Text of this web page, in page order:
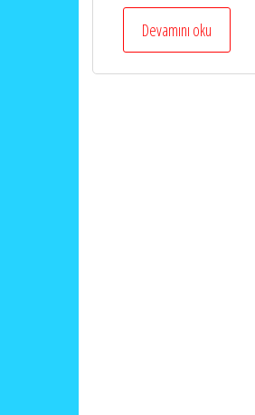
Devamını oku